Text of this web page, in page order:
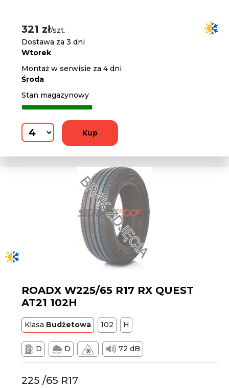
321 zł/szt.
Dostawa za 3 dni
Wtorek
Montaż w serwisie za 4 dni
Środa
Stan magazynowy
Kup
ROADX W225/65 R17 RX QUEST
AT21 102H
Klasa Budżetowa 102 H
D D 72 dB
225 /65 R17